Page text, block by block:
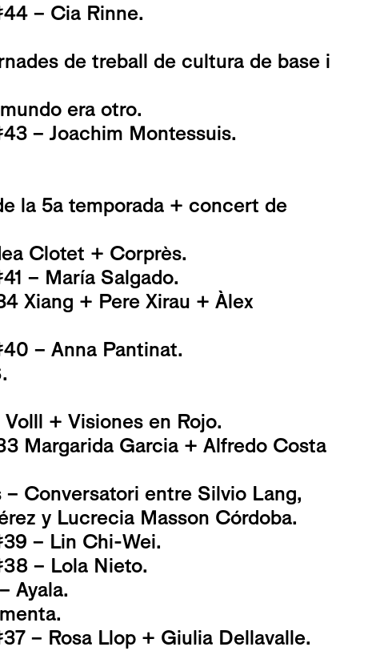
– Cia Rinne.
de treball de cultura de base i
era otro.
– Joachim Montessuis.
la 5a temporada + concert de
Clotet + Corprès.
– María Salgado.
Xiang + Pere Xirau + Àlex
– Anna Pantinat.
+ Visiones en Rojo.
Margarida Garcia + Alfredo Costa
– Conversatori entre Silvio Lang,
y Lucrecia Masson Córdoba.
– Lin Chi-Wei.
– Lola Nieto.
Ayala.
– Rosa Llop + Giulia Dellavalle.